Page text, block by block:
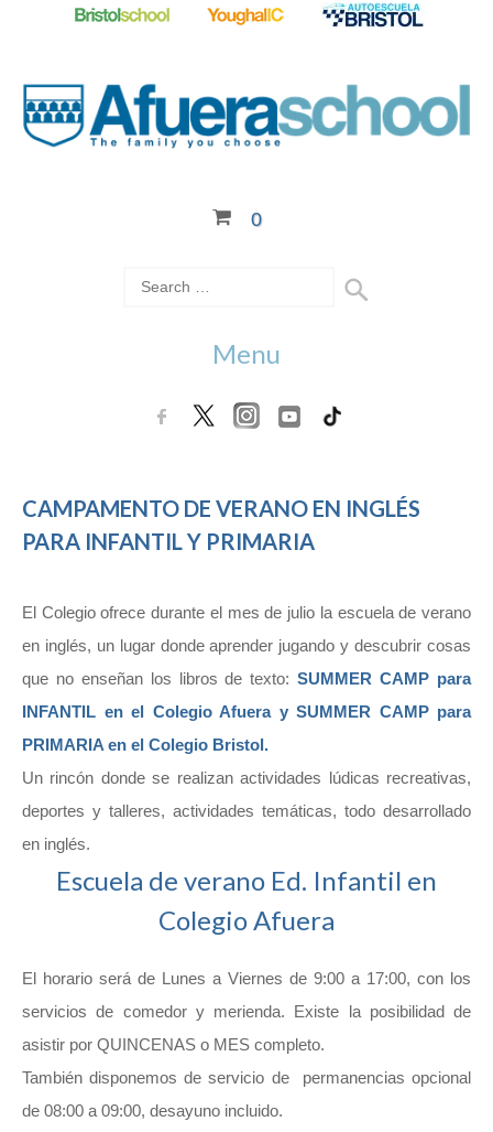
0
Menu
CAMPAMENTO DE VERANO EN INGLÉS
PARA INFANTIL Y PRIMARIA
El Colegio ofrece durante el mes de julio la escuela de verano
en inglés, un lugar donde aprender jugando y descubrir cosas
que no enseñan los libros de texto: SUMMER CAMP para
INFANTIL en el Colegio Afuera y SUMMER CAMP para
PRIMARIA en el Colegio Bristol.
Un rincón donde se realizan actividades lúdicas recreativas,
deportes y talleres, actividades temáticas, todo desarrollado
en inglés.
Escuela de verano Ed. Infantil en
Colegio Afuera
El horario será de Lunes a Viernes de 9:00 a 17:00, con los
servicios de comedor y merienda. Existe la posibilidad de
asistir por QUINCENAS o MES completo.
También disponemos de servicio de permanencias opcional
de 08:00 a 09:00, desayuno incluido.